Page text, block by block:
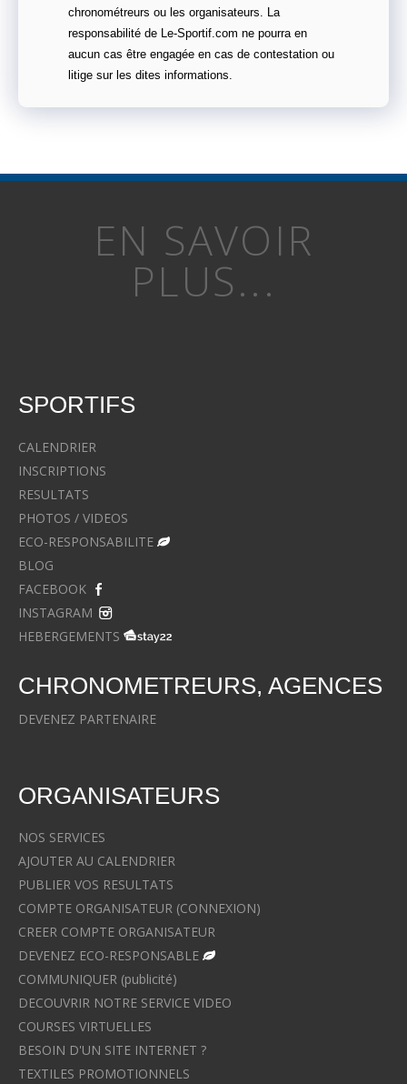
chronométreurs ou les organisateurs. La
responsabilité de Le-Sportif.com ne pourra en
aucun cas être engagée en cas de contestation ou
litige sur les dites informations.
EN SAVOIR
PLUS...
SPORTIFS
CALENDRIER
INSCRIPTIONS
RESULTATS
PHOTOS / VIDEOS
ECO-RESPONSABILITE
BLOG
FACEBOOK
INSTAGRAM
HEBERGEMENTS
CHRONOMETREURS, AGENCES
DEVENEZ PARTENAIRE
ORGANISATEURS
NOS SERVICES
AJOUTER AU CALENDRIER
PUBLIER VOS RESULTATS
COMPTE ORGANISATEUR (CONNEXION)
CREER COMPTE ORGANISATEUR
DEVENEZ ECO-RESPONSABLE
COMMUNIQUER (publicité)
DECOUVRIR NOTRE SERVICE VIDEO
COURSES VIRTUELLES
BESOIN D'UN SITE INTERNET ?
TEXTILES PROMOTIONNELS